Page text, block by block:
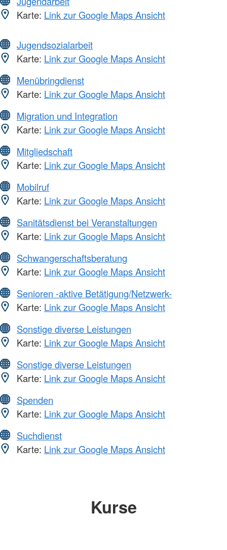
Karte: Link zur Google Maps Ansicht
Jugendsozialarbeit
Karte: Link zur Google Maps Ansicht
Menübringdienst
Karte: Link zur Google Maps Ansicht
Migration und Integration
Karte: Link zur Google Maps Ansicht
Mitgliedschaft
Karte: Link zur Google Maps Ansicht
Mobilruf
Karte: Link zur Google Maps Ansicht
Sanitätsdienst bei Veranstaltungen
Karte: Link zur Google Maps Ansicht
Schwangerschaftsberatung
Karte: Link zur Google Maps Ansicht
Senioren -aktive Betätigung/Netzwerk-
Karte: Link zur Google Maps Ansicht
Sonstige diverse Leistungen
Karte: Link zur Google Maps Ansicht
Sonstige diverse Leistungen
Karte: Link zur Google Maps Ansicht
Spenden
Karte: Link zur Google Maps Ansicht
Suchdienst
Karte: Link zur Google Maps Ansicht
Kurse